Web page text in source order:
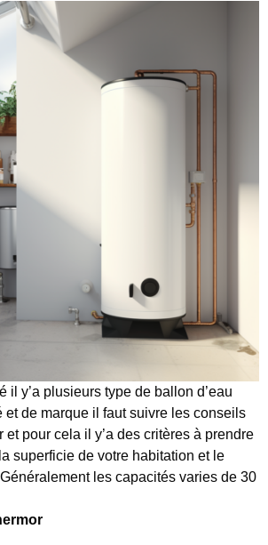
il y’a plusieurs type de ballon d’eau
et de marque il faut suivre les conseils
et pour cela il y’a des critères à prendre
superficie de votre habitation et le
les capacités varies de 30